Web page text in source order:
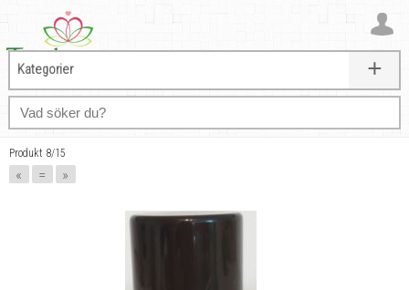
+
Kategorier
Produkt 8/15
« = »